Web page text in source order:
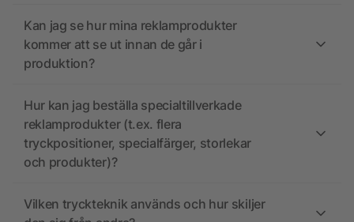
Kan jag se hur mina reklamprodukter
kommer att se ut innan de går i
produktion?
Hur kan jag beställa specialtillverkade
reklamprodukter (t.ex. flera
tryckpositioner, specialfärger, storlekar
och produkter)?
Vilken tryckteknik används och hur skiljer